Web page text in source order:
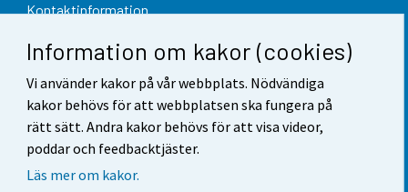
Information om kakor (cookies)
Vi använder kakor på vår webbplats. Nödvändiga
kakor behövs för att webbplatsen ska fungera på
rätt sätt. Andra kakor behövs för att visa videor,
poddar och feedbacktjäster.
Läs mer om kakor.
Kontaktinformation
Respons
Användarvillkor
Dataskydd
Tillgänglighet